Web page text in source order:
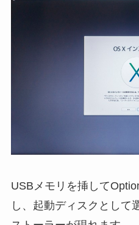
USBメモリを挿して
し、起動ディスクとして